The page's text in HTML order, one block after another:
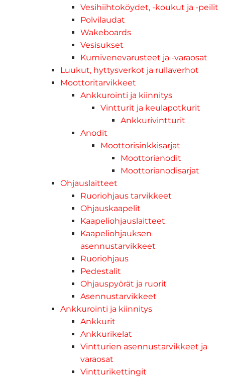
Vesihiihtoköydet, -koukut ja -peilit
Polvilaudat
Wakeboards
Vesisukset
Kumivenevarusteet ja -varaosat
Luukut, hyttysverkot ja rullaverhot
Moottoritarvikkeet
Ankkurointi ja kiinnitys
Vintturit ja keulapotkurit
Ankkurivintturit
Anodit
Moottorisinkkisarjat
Moottorianodit
Moottorianodisarjat
Ohjauslaitteet
Ruoriohjaus tarvikkeet
Ohjauskaapelit
Kaapeliohjauslaitteet
Kaapeliohjauksen
asennustarvikkeet
Ruoriohjaus
Pedestalit
Ohjauspyörät ja ruorit
Asennustarvikkeet
Ankkurointi ja kiinnitys
Ankkurit
Ankkurikelat
Vintturien asennustarvikkeet ja
varaosat
Vintturikettingit